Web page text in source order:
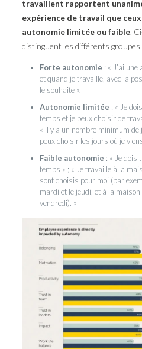
travaillent rapportent
expérience de travail que
autonomie limitée ou faible.
distinguent les différents groupes
Forte autonomie : « J’ai
et quand je travaille, avec la
le souhaite ».
Autonomie limitée : « Je
temps et je peux choisir de
« Il y a un nombre minimum
peux choisir les jours où je
Faible autonomie : « Je dois
temps » ; « Je travaille à la
sont choisis pour moi (par
mardi et le jeudi, et à la
vendredi). »